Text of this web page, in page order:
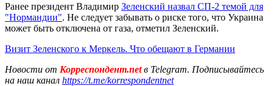
Ранее президент Владимир Зеленский назвал СП-2 темой для
"Нормандии". Не следует забывать о риске того, что Украина
может быть отключена от газа, отметил Зеленский.
Визит Зеленского к Меркель. Что обещают в Германии
Новости от Корреспондент.netв Telegram. Подписывайтесь
на наш канал https://t.me/korrespondentnet